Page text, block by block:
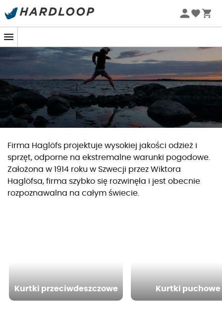
Letnie promocje 🔥 -5% DODATKOWO przy zakupie 2
Firma Haglöfs projektuje wysokiej jakości odzież i
sprzęt, odporne na ekstremalne warunki pogodowe.
Założona w 1914 roku w Szwecji przez Wiktora
Haglöfsa, firma szybko się rozwinęła i jest obecnie
rozpoznawalna na całym świecie.
Kurtki przeciwdeszczowe Kurtki puchowe